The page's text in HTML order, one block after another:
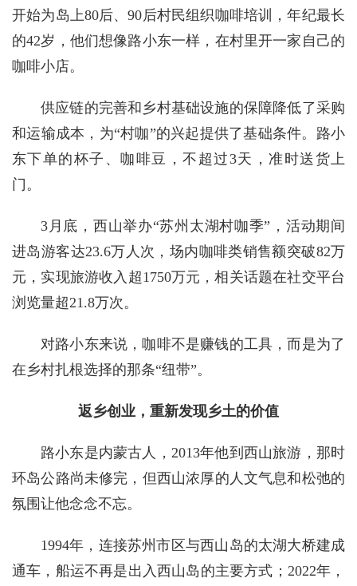
开始为岛上80后、90后村民组织咖啡培训，年纪最长
的42岁，他们想像路小东一样，在村里开一家自己的
咖啡小店。
供应链的完善和乡村基础设施的保障降低了采购
和运输成本，为“村咖”的兴起提供了基础条件。路小
东下单的杯子、咖啡豆，不超过3天，准时送货上
门。
3月底，西山举办“苏州太湖村咖季”，活动期间
进岛游客达23.6万人次，场内咖啡类销售额突破82万
元，实现旅游收入超1750万元，相关话题在社交平台
浏览量超21.8万次。
对路小东来说，咖啡不是赚钱的工具，而是为了
在乡村扎根选择的那条“纽带”。
返乡创业，重新发现乡土的价值
路小东是内蒙古人，2013年他到西山旅游，那时
环岛公路尚未修完，但西山浓厚的人文气息和松弛的
氛围让他念念不忘。
1994年，连接苏州市区与西山岛的太湖大桥建成
通车，船运不再是出入西山岛的主要方式；2022年，